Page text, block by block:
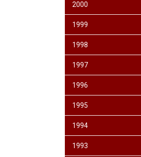
2000
1999
1998
1997
1996
1995
1994
1993